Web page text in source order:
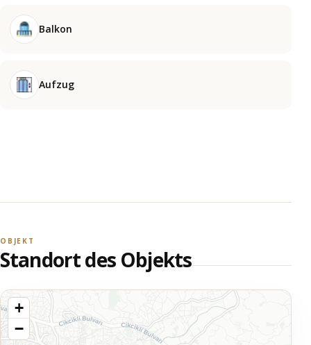
Balkon
Aufzug
OBJEKT
Standort des Objekts
+
−